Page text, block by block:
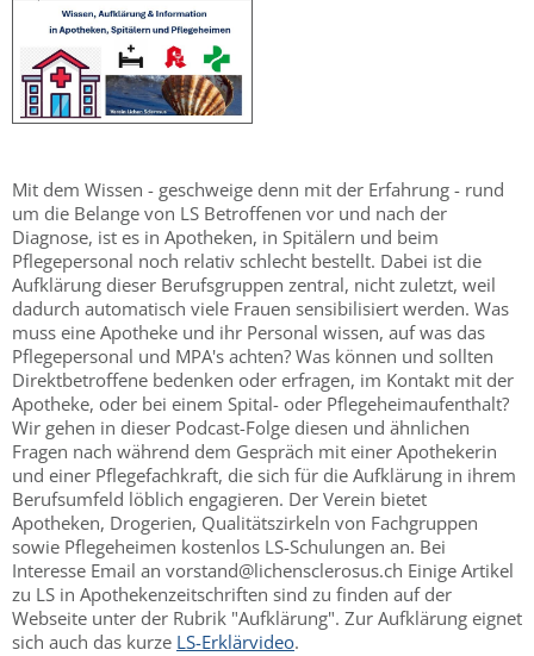
Mit dem Wissen - geschweige denn mit der Erfahrung - rund
um die Belange von LS Betroffenen vor und nach der
Diagnose, ist es in Apotheken, in Spitälern und beim
Pflegepersonal noch relativ schlecht bestellt. Dabei ist die
Aufklärung dieser Berufsgruppen zentral, nicht zuletzt, weil
dadurch automatisch viele Frauen sensibilisiert werden. Was
muss eine Apotheke und ihr Personal wissen, auf was das
Pflegepersonal und MPA's achten? Was können und sollten
Direktbetroffene bedenken oder erfragen, im Kontakt mit der
Apotheke, oder bei einem Spital- oder Pflegeheimaufenthalt?
Wir gehen in dieser Podcast-Folge diesen und ähnlichen
Fragen nach während dem Gespräch mit einer Apothekerin
und einer Pflegefachkraft, die sich für die Aufklärung in ihrem
Berufsumfeld löblich engagieren. Der Verein bietet
Apotheken, Drogerien, Qualitätszirkeln von Fachgruppen
sowie Pflegeheimen kostenlos LS-Schulungen an. Bei
Interesse Email an vorstand@lichensclerosus.ch Einige Artikel
zu LS in Apothekenzeitschriften sind zu finden auf der
Webseite unter der Rubrik "Aufklärung". Zur Aufklärung eignet
sich auch das kurze LS-Erklärvideo.